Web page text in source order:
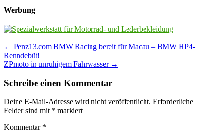
Werbung
Post
navigation
← Penz13.com BMW Racing bereit für Macau – BMW HP4-
Renndebüt!
ZPmoto in unruhigem Fahrwasser →
Schreibe einen Kommentar
Deine E-Mail-Adresse wird nicht veröffentlicht. Erforderliche
Felder sind mit * markiert
Kommentar *